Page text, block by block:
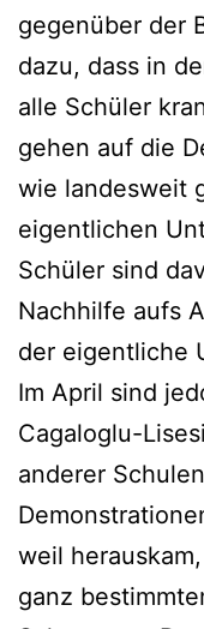
gegenüber der
dazu, dass in
alle Schüler
gehen auf die
wie landesweit
eigentlichen
Schüler sind
Nachhilfe aufs
der eigentliche
Im April sind
Cagaloglu-
anderer
weil
ganz